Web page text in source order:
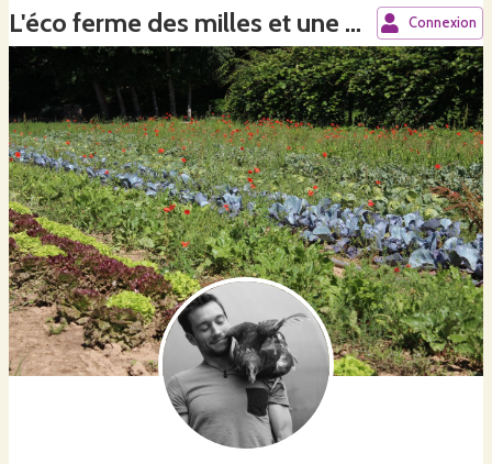
L'éco ferme des milles et une pattes Connexion